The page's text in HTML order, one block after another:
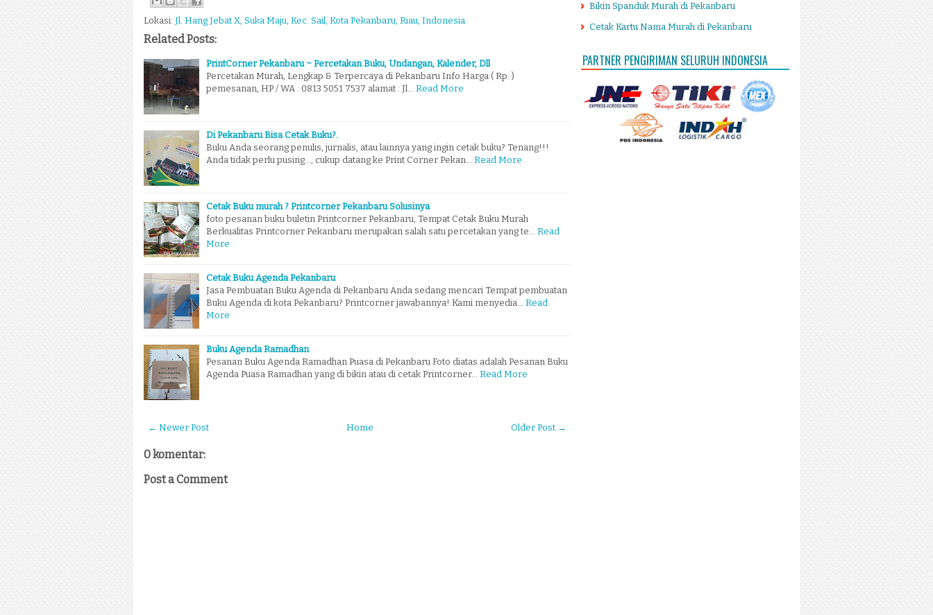
Lokasi: Jl. Hang Jebat X, Suka Maju, Kec. Sail, Kota Pekanbaru, Riau, Indonesia
Related Posts:
PrintCorner Pekanbaru ~ Percetakan Buku, Undangan, Kalender, Dll
Percetakan Murah, Lengkap & Terpercaya di Pekanbaru Info Harga ( Rp. )
pemesanan, HP / WA : 0813 5051 7537 alamat : Jl…
Read More
Di Pekanbaru Bisa Cetak Buku?.
Buku Anda seorang penulis, jurnalis, atau lainnya yang ingin cetak buku? Tenang!!!
Anda tidak perlu pusing..., cukup datang ke Print Corner Pekan…
Read More
Cetak Buku murah ? Printcorner Pekanbaru Solusinya
foto pesanan buku buletin Printcorner Pekanbaru, Tempat Cetak Buku Murah
Berkualitas Printcorner Pekanbaru merupakan salah satu percetakan yang te…
Read
More
Cetak Buku Agenda Pekanbaru
Jasa Pembuatan Buku Agenda di Pekanbaru Anda sedang mencari Tempat pembuatan
Buku Agenda di kota Pekanbaru? Printcorner jawabannya! Kami menyedia…
Read
More
Buku Agenda Ramadhan
Pesanan Buku Agenda Ramadhan Puasa di Pekanbaru Foto diatas adalah Pesanan Buku
Agenda Puasa Ramadhan yang di bikin atau di cetak Printcorner…
Read More
← Newer Post Older Post →
Home
0 komentar:
Post a Comment
Bikin Spanduk Murah di Pekanbaru
Cetak Kartu Nama Murah di Pekanbaru
PARTNER PENGIRIMAN SELURUH INDONESIA